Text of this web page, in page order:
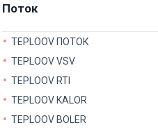
Поток
TEPLOOV ПОТОК
TEPLOOV VSV
TEPLOOV RTI
TEPLOOV KALOR
TEPLOOV BOLER